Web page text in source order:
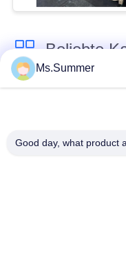
Beliebte
Ms.Summer
Good day, what product